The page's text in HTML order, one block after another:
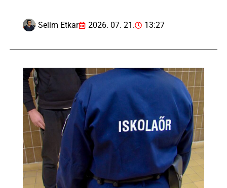
Selim Etkar 2026. 07. 21. 13:27